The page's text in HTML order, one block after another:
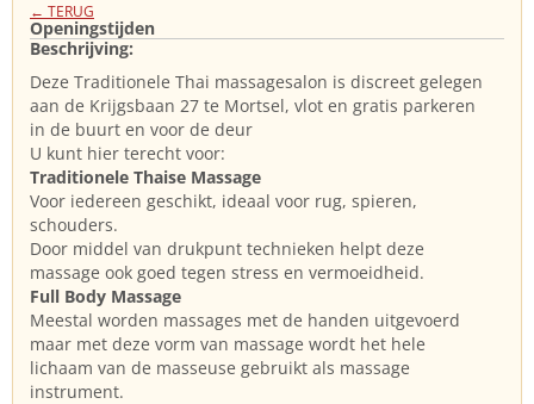
← TERUG
Openingstijden
Beschrijving:
Deze Traditionele Thai massagesalon is discreet gelegen
aan de Krijgsbaan 27 te Mortsel, vlot en gratis parkeren
in de buurt en voor de deur
U kunt hier terecht voor:
Traditionele Thaise Massage
Voor iedereen geschikt, ideaal voor rug, spieren,
schouders.
Door middel van drukpunt technieken helpt deze
massage ook goed tegen stress en vermoeidheid.
Full Body Massage
Meestal worden massages met de handen uitgevoerd
maar met deze vorm van massage wordt het hele
lichaam van de masseuse gebruikt als massage
instrument.